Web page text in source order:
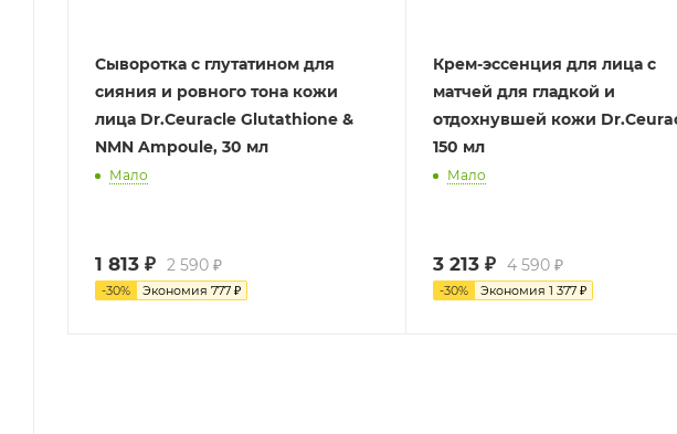
Сыворотка с глутатином для
сияния и ровного тона кожи
лица Dr.Ceuracle Glutathione &
NMN Ampoule, 30 мл
Мало
1 813 ₽ 2 590 ₽
-30% Экономия 777 ₽
Крем-эссенция для лица с
матчей для гладкой и
отдохнувшей кожи
150 мл
Мало
3 213₽ 4 590₽
-30% Экономия 1 377₽